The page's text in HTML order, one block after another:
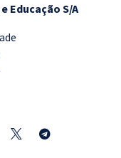
Educação S/A